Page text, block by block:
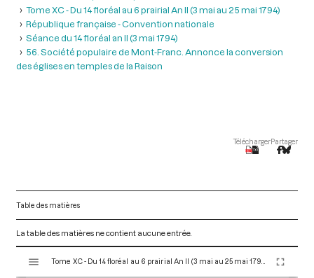
Tome XC - Du 14 floréal au 6 prairial An II (3 mai au 25 mai 1794)
République française - Convention nationale
Séance du 14 floréal an II (3 mai 1794)
56. Société populaire de Mont-Franc. Annonce la conversion
des églises en temples de la Raison
TéléchargerPartager
Table des matières
La table des matières ne contient aucune entrée.